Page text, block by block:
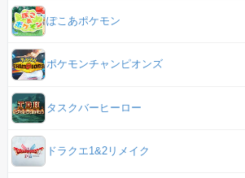
ぽこあポケモン
ポケモンチャンピオンズ
タスクバーヒーロー
ドラクエ1&2リメイク